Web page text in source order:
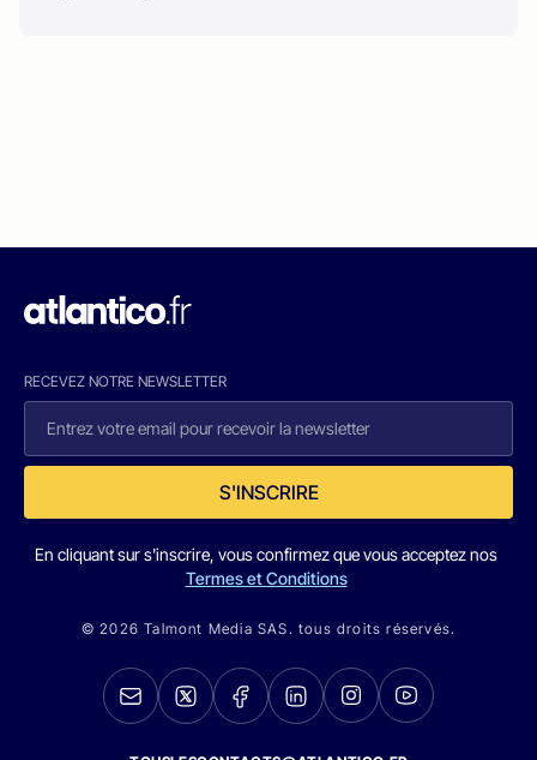
RECEVEZ NOTRE NEWSLETTER
S'INSCRIRE
En cliquant sur s'inscrire, vous confirmez que vous acceptez nos
Termes et Conditions
© 2026 Talmont Media SAS. tous droits réservés.